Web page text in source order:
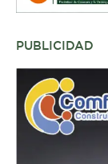
PUBLICIDAD